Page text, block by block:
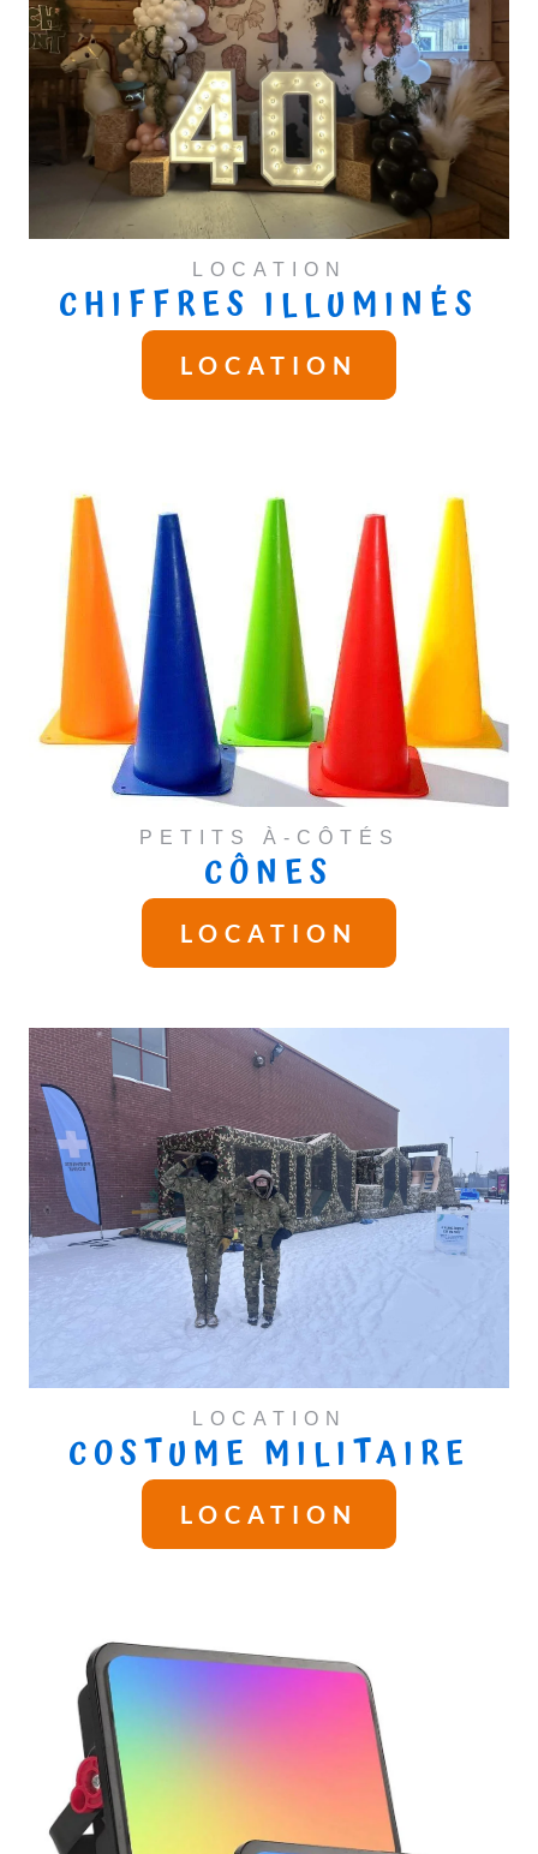
LOCATION
CHIFFRES ILLUMINÉS
LOCATION
PETITS À-CÔTÉS
CÔNES
LOCATION
LOCATION
COSTUME MILITAIRE
LOCATION